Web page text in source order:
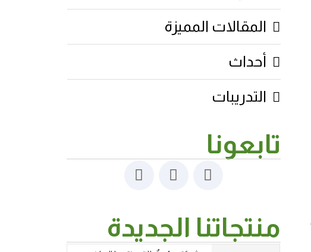
المقالات المميزة
أحداث
التدريبات
تابعونا
منتجاتنا الجديدة